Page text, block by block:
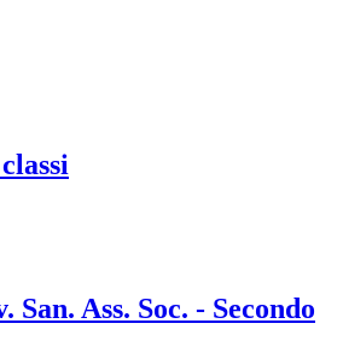
San. Ass. Soc. - Secondo